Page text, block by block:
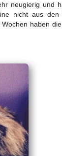
neugierig und
nicht aus den
haben